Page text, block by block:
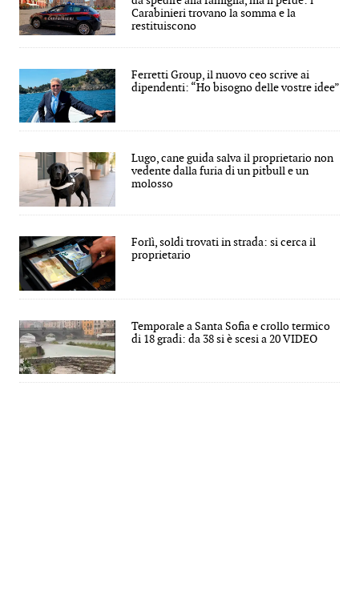
Carabinieri trovano la somma e la
restituiscono
Ferretti Group, il nuovo ceo scrive ai
dipendenti: “Ho bisogno delle vostre idee”
Lugo, cane guida salva il proprietario non
vedente dalla furia di un pitbull e un
molosso
Forlì, soldi trovati in strada: si cerca il
proprietario
Temporale a Santa Sofia e crollo termico
di 18 gradi: da 38 si è scesi a 20 VIDEO